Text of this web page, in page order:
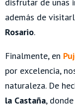
además de
Rosario.
Finalmente, en
por excelencia,
naturaleza. De
la Castaña,